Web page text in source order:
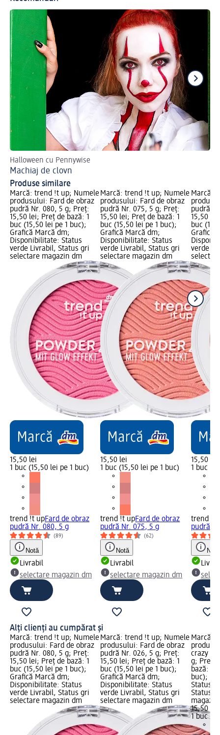
Halloween cu Pennywise
Machiaj de clovn
Produse similare
Marcă: trend !t up; Numele
produsului: Fard de obraz
pudră Nr. 080, 5 g; Preț:
15,50 lei; Preț de bază: 1
buc (15,50 lei pe 1 buc);
Grafică Marcă dm;
Disponibilitate: Status
verde Livrabil, Status gri
selectare magazin dm
15,50 lei
1 buc (15,50 lei pe 1 buc)
trend !t upFard de obraz
pudră Nr. 080, 5 g
(89)
Notă
Livrabil
selectare magazin dm
Marcă: trend !t up; Numele
produsului: Fard de obraz
pudră Nr. 075, 5 g; Preț:
15,50 lei; Preț de bază: 1
buc (15,50 lei pe 1 buc);
Grafică Marcă dm;
Disponibilitate: Status
verde Livrabil, Status gri
selectare magazin dm
15,50 lei
1 buc (15,50 lei pe 1 buc)
trend !t upFard de obraz
pudră Nr. 075, 5 g
(62)
Notă
Livrabil
selectare magazin dm
Marcă:
pudră
15,50
buc
Grafică
verde
15,50 lei
1 buc
trend !t
pudră
Notă
Alți clienți au cumpărat și
Marcă: trend !t up; Numele
produsului: Fard de obraz
pudră Nr. 080, 5 g; Preț:
15,50 lei; Preț de bază: 1
buc (15,50 lei pe 1 buc);
Grafică Marcă dm;
Disponibilitate: Status
verde Livrabil, Status gri
selectare magazin dm
Marcă: trend !t up; Numele
produsului: Fard de obraz
pudră Nr. 026, 5 g; Preț:
15,50 lei; Preț de bază: 1
buc (15,50 lei pe 1 buc);
Grafică Marcă dm;
Disponibilitate: Status
verde Livrabil, Status gri
selectare magazin dm
Marcă:
crazy
g; Preț:
bază: 1
buc);
Status
Status
15,50 lei
1 buc